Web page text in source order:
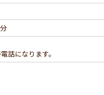
話になります。